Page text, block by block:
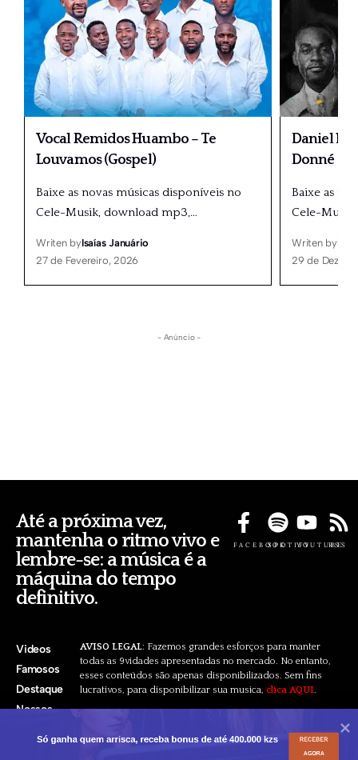
Vocal Remidos Huambo – Te
Louvamos (Gospel)
Baixe as novas músicas disponíveis no
Cele-Musik, download mp3,…
Writen byIsaías Januário
27 de Fevereiro, 2026
Daniel
Donné
Baixe as
Cele-
Writen by
29 de
- Anúncio -
Até a próxima vez,
mantenha o ritmo vivo e
lembre-se: a música é a
máquina do tempo
definitivo.
FACEBOOKSPOTIFYYOUTUBE
RSS
Videos
Famosos
Destaque
Nossos
AVISO LEGAL: Fazemos grandes esforços para manter
todas as 9vidades apresentadas no mercado. No entanto,
esses conteúdos são apenas disponibilizados. Sem fins
lucrativos, para disponibilizar sua musica, clica AQUI.
Só ganha quem arrisca, receba bonus de até 400.000 kzs RECEBER
AGORA